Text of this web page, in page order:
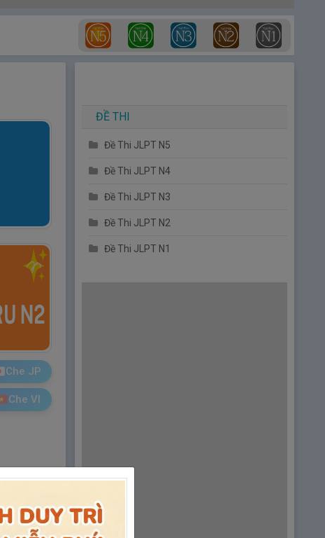
Che JP
Che VI
ĐỀ THI
Đề Thi JLPT N5
Đề Thi JLPT N4
Đề Thi JLPT N3
Đề Thi JLPT N2
Đề Thi JLPT N1